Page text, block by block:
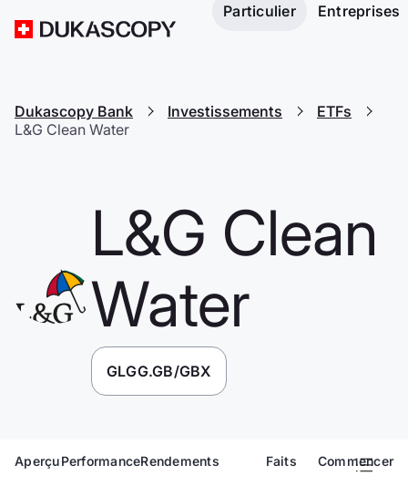
Particulier Entreprises
Dukascopy Bank Investissements
ETFs
L&G Clean Water
L&G Clean
Water
GLGG.GB/GBX
AperçuPerformanceRendements Faits Commencer